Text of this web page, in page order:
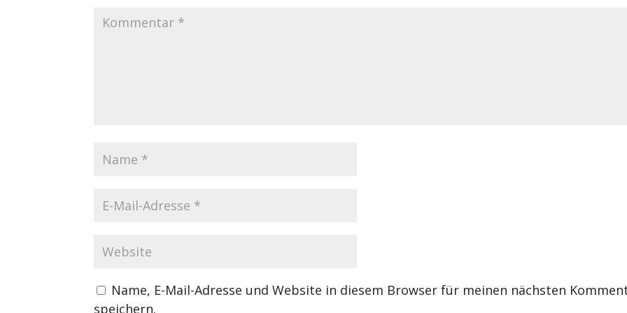
Name, E-Mail-Adresse und Website in diesem Browser für meinen nächsten
speichern.